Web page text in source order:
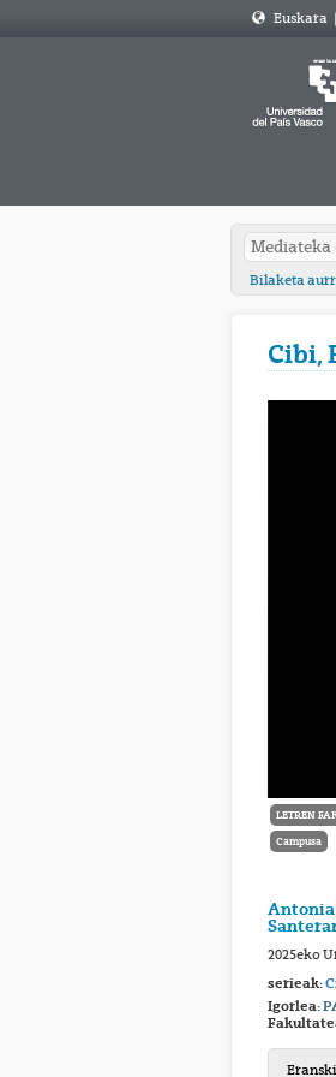
Euskara |
Bilaketa
Cibi,
LETREN
Campusa
Antonia
2025eko
serieak:
Igorlea: